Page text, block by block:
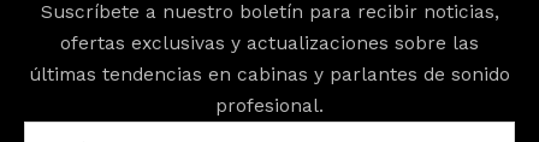
Suscríbete a nuestro boletín para recibir noticias,
ofertas exclusivas y actualizaciones sobre las
últimas tendencias en cabinas y parlantes de sonido
profesional.